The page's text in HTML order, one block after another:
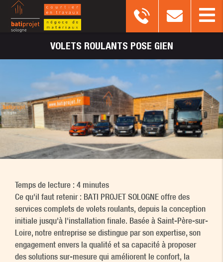
VOLETS ROULANTS POSE GIEN
Temps de lecture : 4 minutes
Ce qu'il faut retenir : BATI PROJET SOLOGNE offre des
services complets de volets roulants, depuis la conception
initiale jusqu'à l'installation finale. Basée à Saint-Père-sur-
Loire, notre entreprise se distingue par son expertise, son
engagement envers la qualité et sa capacité à proposer
des solutions sur-mesure qui améliorent le confort, la